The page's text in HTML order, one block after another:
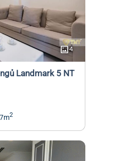
imagesmode4
Landmark 5 NT
2